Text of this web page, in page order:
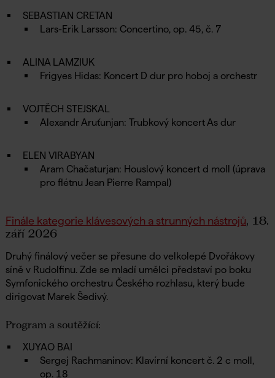
SEBASTIAN CRETAN
Lars-Erik Larsson: Concertino, op. 45, č. 7
ALINA LAMZIUK
Frigyes Hidas: Koncert D dur pro hoboj a orchestr
VOJTĚCH STEJSKAL
Alexandr Aruťunjan: Trubkový koncert As dur
ELEN VIRABYAN
Aram Chačaturjan: Houslový koncert d moll (úprava
pro flétnu Jean Pierre Rampal)
Finále kategorie klávesových a strunných nástrojů, 18.
září 2026
Druhý finálový večer se přesune do velkolepé Dvořákovy
síně v Rudolfinu. Zde se mladí umělci představí po boku
Symfonického orchestru Českého rozhlasu, který bude
dirigovat Marek Šedivý.
Program a soutěžící:
XUYAO BAI
Sergej Rachmaninov: Klavírní koncert č. 2 c moll,
op. 18